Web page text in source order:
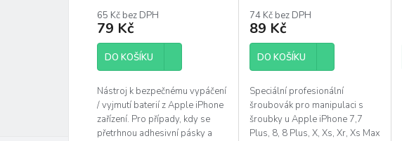
produktu
je
4,4
5
hvězdiček.
65 Kč bez DPH
79 Kč
DO KOŠÍKU
Nástroj k bezpečnému vypáčení
/ vyjmutí baterií z Apple iPhone
zařízení. Pro případy, kdy se
přetrhnou adhesivní pásky a
produktu
je
4,1
5
hvězdiček.
74 Kč bez DPH
89 Kč
DO KOŠÍKU
Speciální profesionální
šroubovák pro manipulaci s
šroubky u Apple iPhone 7,7
Plus, 8, 8 Plus, X, Xs, Xr, Xs Max